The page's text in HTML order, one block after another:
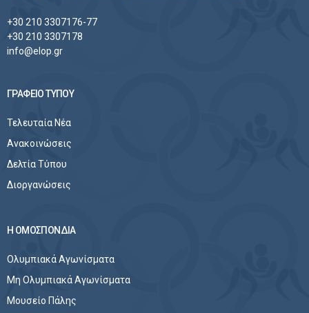
+30 210 3307176-77
+30 210 3307178
info@elop.gr
ΓΡΑΦΕΙΟ ΤΥΠΟΥ
Τελευταία Νέα
Ανακοινώσεις
Δελτία Τύπου
Διοργανώσεις
Η ΟΜΟΣΠΟΝΔΙΑ
Ολυμπιακά Αγωνίσματα
Μη Ολυμπιακά Αγωνίσματα
Μουσείο Πάλης